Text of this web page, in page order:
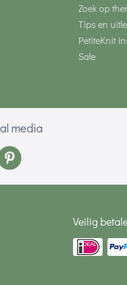
Zoek op
Tips en
PetiteKnit
Sale
media
Veilig